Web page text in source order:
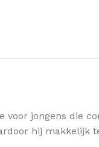
voor jongens die
hij makkelijk